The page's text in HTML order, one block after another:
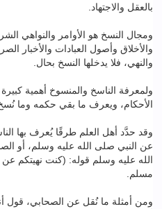
بالعقل والاجتهاد.
ومجال النسخ هو الأوامر والنواهي
والأخلاق وأصول العبادات والأخبار
والنهي، فلا يدخلها النسخ بحال.
ولمعرفة الناسخ والمنسوخ أهمية
الأحكام، ويعرف ما بقي حكمه وما
وقد حدَّد أهل العلم طرقًا يُعرف بها
عن النبي صلى الله عليه وسلم، أو
الله عليه وسلم قوله: (كنت نهيتكم عن
مسلم.
ومن أمثلة ما نُقل عن الصحابي،